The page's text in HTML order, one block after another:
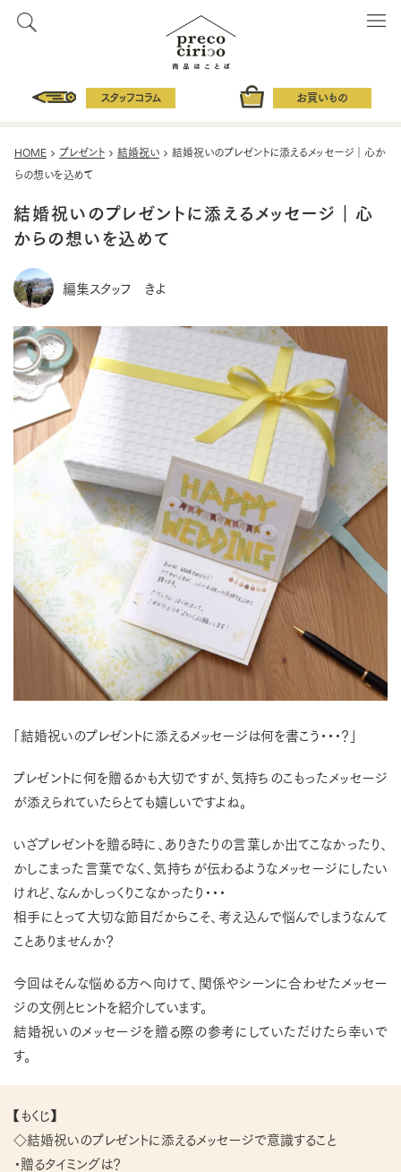
スタッフコラム お買いもの
HOME プレゼント 結婚祝い
結婚祝いのプレゼントに添えるメッセージ｜心か
らの想いを込めて
結婚祝いのプレゼントに添えるメッセージ｜心
からの想いを込めて
編集スタッフ きよ
「結婚祝いのプレゼントに添えるメッセージは何を書こう・・・？」
プレゼントに何を贈るかも大切ですが、気持ちのこもったメッセージ
が添えられていたらとても嬉しいですよね。
いざプレゼントを贈る時に、ありきたりの言葉しか出てこなかったり、
かしこまった言葉でなく、気持ちが伝わるようなメッセージにしたい
けれど、なんかしっくりこなかったり・・・
相手にとって大切な節目だからこそ、考え込んで悩んでしまうなんて
ことありませんか？
今回はそんな悩める方へ向けて、関係やシーンに合わせたメッセー
ジの文例とヒントを紹介しています。
結婚祝いのメッセージを贈る際の参考にしていただけたら幸いで
す。
【もくじ】
◇結婚祝いのプレゼントに添えるメッセージで意識すること
・贈るタイミングは？